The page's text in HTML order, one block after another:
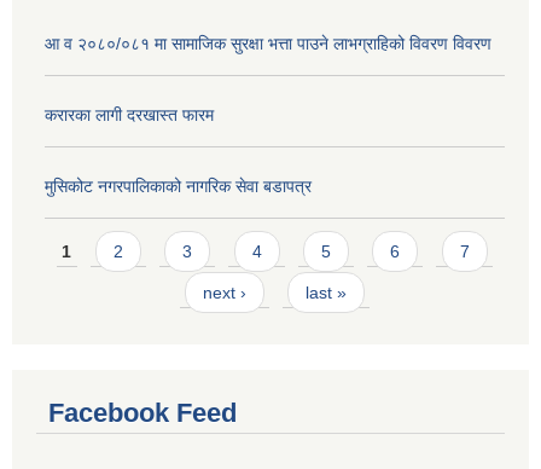
आ व २०८०/०८१ मा सामाजिक सुरक्षा भत्ता पाउने लाभग्राहिको विवरण विवरण
करारका लागी दरखास्त फारम
मुसिकोट नगरपालिकाको नागरिक सेवा बडापत्र
Pages
1 2 3 4 5 6 7
next › last »
Facebook Feed